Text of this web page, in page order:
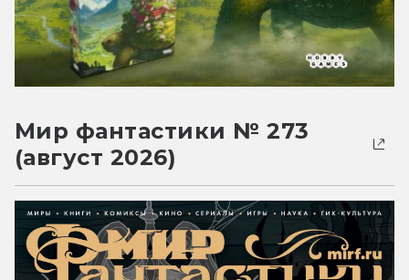
Мир фантастики № 273
(август 2026)